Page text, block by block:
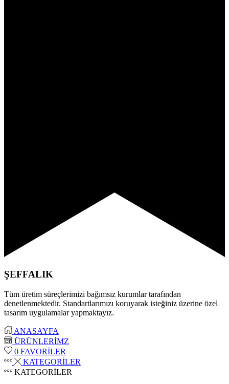
ŞEFFALIK
Tüm üretim süreçlerimizi bağımsız kurumlar tarafından
denetlenmektedir. Standartlarımızı koruyarak isteğiniz üzerine özel
tasarım uygulamalar yapmaktayız.
ANASAYFA
ÜRÜNLERİMZ
0 FAVORİLER
KATEGORİLER
KATEGORİLER